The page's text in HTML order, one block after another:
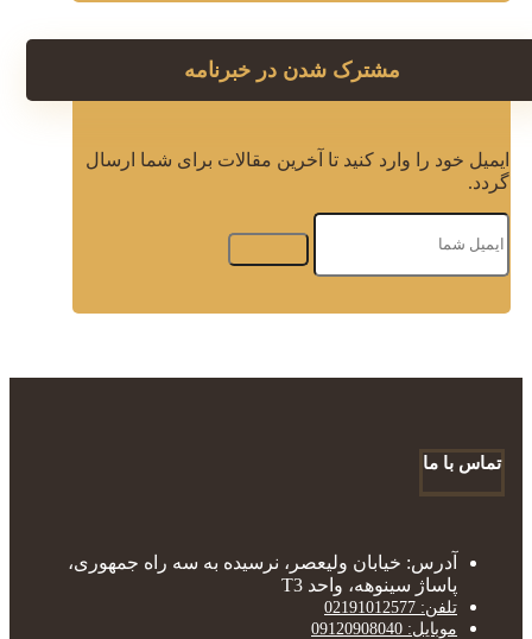
مشترک شدن در خبرنامه
ایمیل خود را وارد کنید تا آخرین مقالات برای شما ارسال
گردد.
تماس با ما
آدرس: خیابان ولیعصر، نرسیده به سه راه جمهوری،
پاساژ سینوهه، واحد T3
تلفن: 02191012577
موبایل: 09120908040